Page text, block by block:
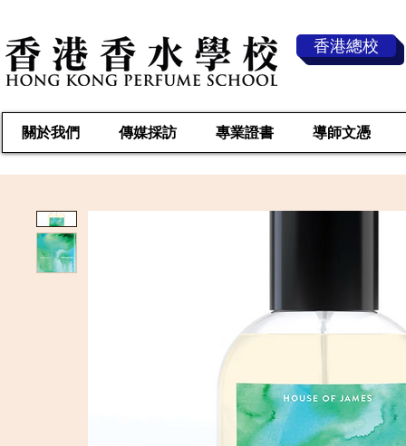
香港總校
關於我們 傳媒採訪 專業證書 導師文憑